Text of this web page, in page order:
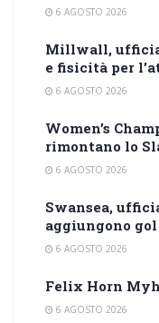
6 AGOSTO 2026
Millwall,
e fisicità per
6 AGOSTO 2026
Women’s
rimontano lo
6 AGOSTO 2026
Swansea,
aggiungono
6 AGOSTO 2026
Felix Horn
6 AGOSTO 2026